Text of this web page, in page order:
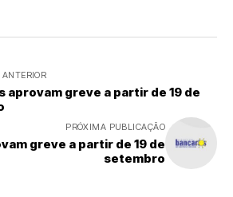
aprovam greve a partir de 19 de
PRÓXIMA PUBLICAÇÃO
greve a partir de 19 de
setembro